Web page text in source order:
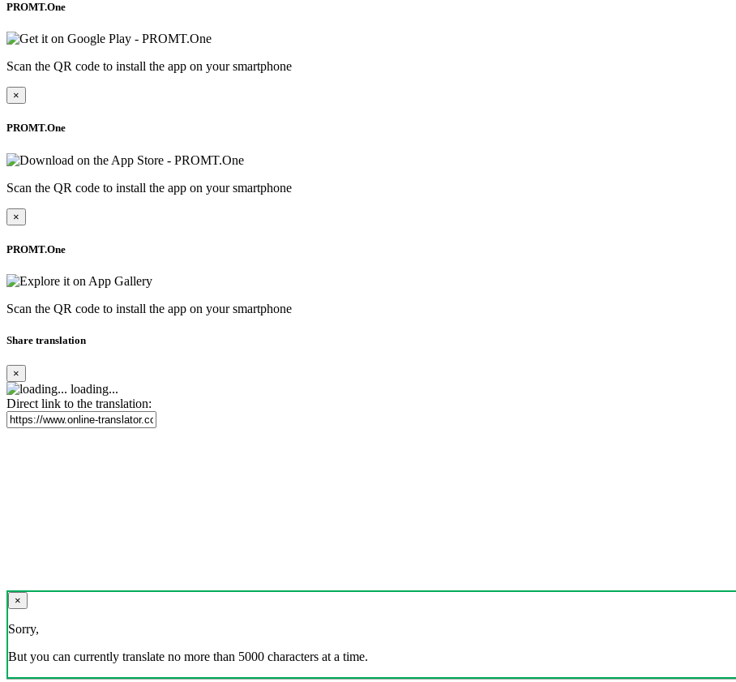
PROMT.One
Scan the QR code to install the app on your smartphone
×
PROMT.One
Scan the QR code to install the app on your smartphone
×
PROMT.One
Scan the QR code to install the app on your smartphone
Share translation
×
loading...
Direct link to the translation:
×
Sorry,
But you can currently translate no more than 5000 characters at a time.